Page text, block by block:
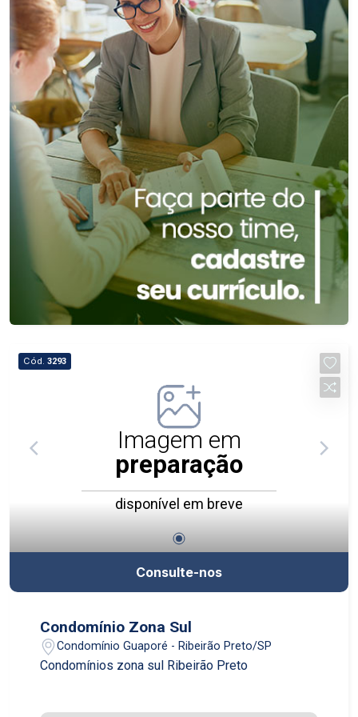
Cód. 3293
Imagem em
preparação
disponível em breve
Consulte-nos
Condomínio Zona Sul
Condomínio Guaporé - Ribeirão Preto/SP
Condomínios zona sul Ribeirão Preto